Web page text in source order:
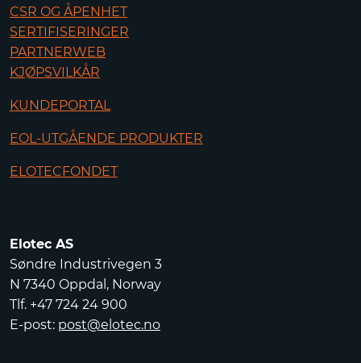
CSR OG ÅPENHET
SERTIFISERINGER
PARTNERWEB
KJØPSVILKÅR
KUNDEPORTAL
EOL-UTGÅENDE PRODUKTER
ELOTECFONDET
Elotec AS
Søndre Industrivegen 3
N 7340 Oppdal, Norway
Tlf. +47 724 24 900
E-post: post@elotec.no